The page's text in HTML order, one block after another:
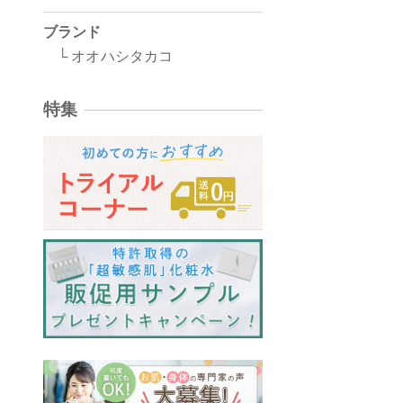
ブランド
└ オオハシタカコ
特集